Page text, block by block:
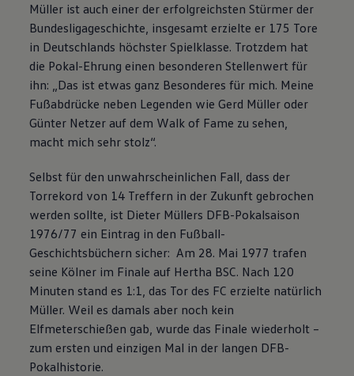
Müller ist auch einer der erfolgreichsten Stürmer der
Bundesligageschichte, insgesamt erzielte er 175 Tore
in Deutschlands höchster Spielklasse. Trotzdem hat
die Pokal-Ehrung einen besonderen Stellenwert für
ihn: „Das ist etwas ganz Besonderes für mich. Meine
Fußabdrücke neben Legenden wie Gerd Müller oder
Günter Netzer auf dem Walk of Fame zu sehen,
macht mich sehr stolz“.
Selbst für den unwahrscheinlichen Fall, dass der
Torrekord von 14 Treffern in der Zukunft gebrochen
werden sollte, ist Dieter Müllers DFB-Pokalsaison
1976/77 ein Eintrag in den Fußball-
Geschichtsbüchern sicher: Am 28. Mai 1977 trafen
seine Kölner im Finale auf Hertha BSC. Nach 120
Minuten stand es 1:1, das Tor des FC erzielte natürlich
Müller. Weil es damals aber noch kein
Elfmeterschießen gab, wurde das Finale wiederholt –
zum ersten und einzigen Mal in der langen DFB-
Pokalhistorie.